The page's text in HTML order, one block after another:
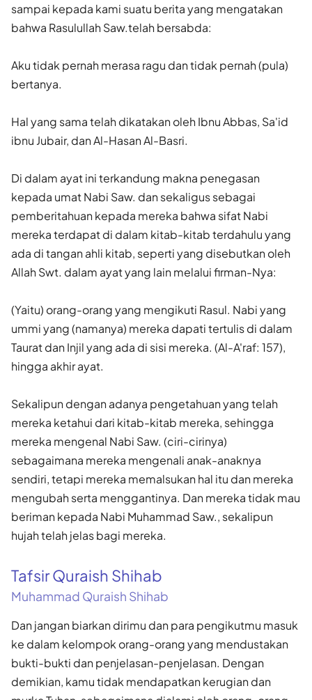
sampai kepada kami suatu berita yang mengatakan
bahwa Rasulullah Saw.telah bersabda:
Aku tidak pernah merasa ragu dan tidak pernah (pula)
bertanya.
Hal yang sama telah dikatakan oleh Ibnu Abbas, Sa'id
ibnu Jubair, dan Al-Hasan Al-Basri.
Di dalam ayat ini terkandung makna penegasan
kepada umat Nabi Saw. dan sekaligus sebagai
pemberitahuan kepada mereka bahwa sifat Nabi
mereka terdapat di dalam kitab-kitab terdahulu yang
ada di tangan ahli kitab, seperti yang disebutkan oleh
Allah Swt. dalam ayat yang lain melalui firman-Nya:
(Yaitu) orang-orang yang mengikuti Rasul. Nabi yang
ummi yang (namanya) mereka dapati tertulis di dalam
Taurat dan Injil yang ada di sisi mereka. (Al-A'raf: 157),
hingga akhir ayat.
Sekalipun dengan adanya pengetahuan yang telah
mereka ketahui dari kitab-kitab mereka, sehingga
mereka mengenal Nabi Saw. (ciri-cirinya)
sebagaimana mereka mengenali anak-anaknya
sendiri, tetapi mereka memalsukan hal itu dan mereka
mengubah serta menggantinya. Dan mereka tidak mau
beriman kepada Nabi Muhammad Saw., sekalipun
hujah telah jelas bagi mereka.
Tafsir Quraish Shihab
Muhammad Quraish Shihab
Dan jangan biarkan dirimu dan para pengikutmu masuk
ke dalam kelompok orang-orang yang mendustakan
bukti-bukti dan penjelasan-penjelasan. Dengan
demikian, kamu tidak mendapatkan kerugian dan